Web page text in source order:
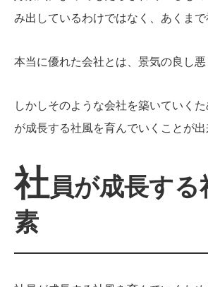
み出しているわけではなく、あくま
本当に優れた会社とは、景気の良し
しかしそのような会社を築いていく
が成長する社風を育んでいくことが出
社員が成長す
素